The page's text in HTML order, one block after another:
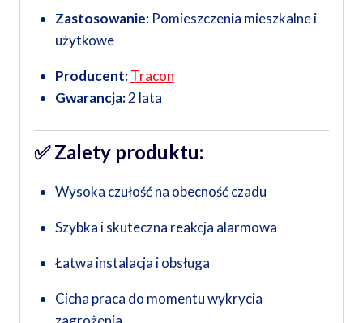
Zastosowanie: Pomieszczenia mieszkalne i
użytkowe
Producent:Tracon
Gwarancja:2 lata
✅Zalety produktu:
Wysoka czułość na obecność czadu
Szybka i skuteczna reakcja alarmowa
Łatwa instalacja i obsługa
Cicha praca do momentu wykrycia